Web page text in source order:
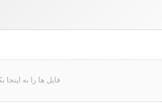
فایل ها را به اینجا